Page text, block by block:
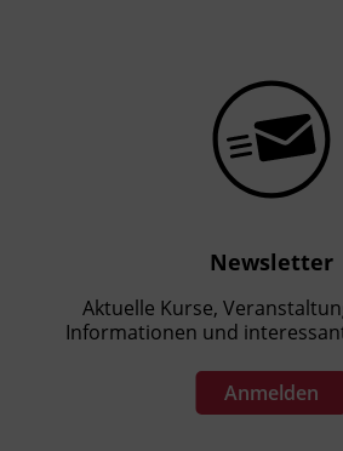
Newsletter
Aktuelle Kurse,
Informationen und
Anmelden